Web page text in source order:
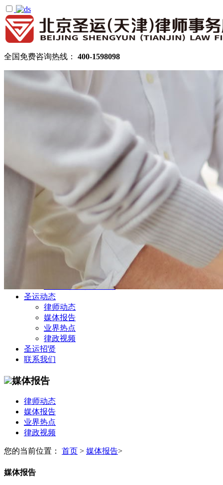
全国免费咨询热线： 400-1598098
律所公告
拆迁律师团队
民商律师团队
部门领域
公司商务部
民事纠纷部
涉外法律事务部
金融证券部
海事海商部
刑事诉讼部
知识产权法律业务部
圣运动态
律师动态
媒体报告
业界热点
律政视频
圣运招贤
联系我们
媒体报告
律师动态
媒体报告
业界热点
律政视频
您的当前位置： 首页 > 媒体报告>
媒体报告